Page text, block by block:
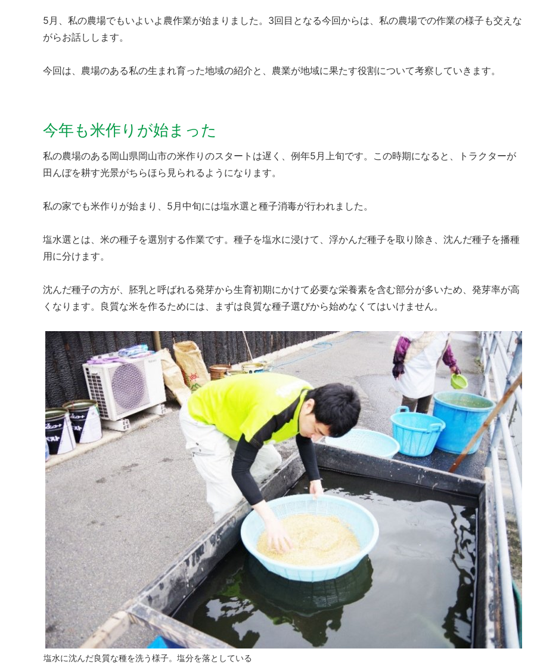
5月、私の農場でもいよいよ農作業が始まりました。3回目となる今回からは、私の農場での作業の様子も交えな
がらお話しします。
今回は、農場のある私の生まれ育った地域の紹介と、農業が地域に果たす役割について考察していきます。
今年も米作りが始まった
私の農場のある岡山県岡山市の米作りのスタートは遅く、例年5月上旬です。この時期になると、トラクターが
田んぼを耕す光景がちらほら見られるようになります。
私の家でも米作りが始まり、5月中旬には塩水選と種子消毒が行われました。
塩水選とは、米の種子を選別する作業です。種子を塩水に浸けて、浮かんだ種子を取り除き、沈んだ種子を播種
用に分けます。
沈んだ種子の方が、胚乳と呼ばれる発芽から生育初期にかけて必要な栄養素を含む部分が多いため、発芽率が高
くなります。良質な米を作るためには、まずは良質な種子選びから始めなくてはいけません。
塩水に沈んだ良質な種を洗う様子。塩分を落としている